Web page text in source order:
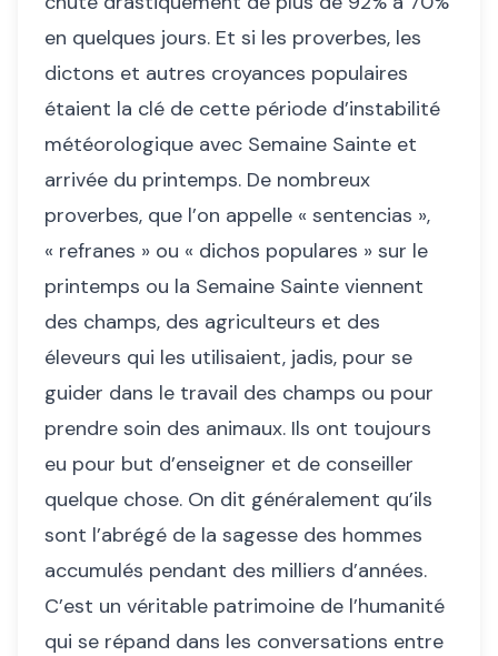
en quelques jours. Et si les proverbes, les
dictons et autres croyances populaires
étaient la clé de cette période d’instabilité
météorologique avec Semaine Sainte et
arrivée du printemps. De nombreux
proverbes, que l’on appelle « sentencias »,
« refranes » ou « dichos populares » sur le
printemps ou la Semaine Sainte viennent
des champs, des agriculteurs et des
éleveurs qui les utilisaient, jadis, pour se
guider dans le travail des champs ou pour
prendre soin des animaux. Ils ont toujours
eu pour but d’enseigner et de conseiller
quelque chose. On dit généralement qu’ils
sont l’abrégé de la sagesse des hommes
accumulés pendant des milliers d’années.
C’est un véritable patrimoine de l’humanité
qui se répand dans les conversations entre